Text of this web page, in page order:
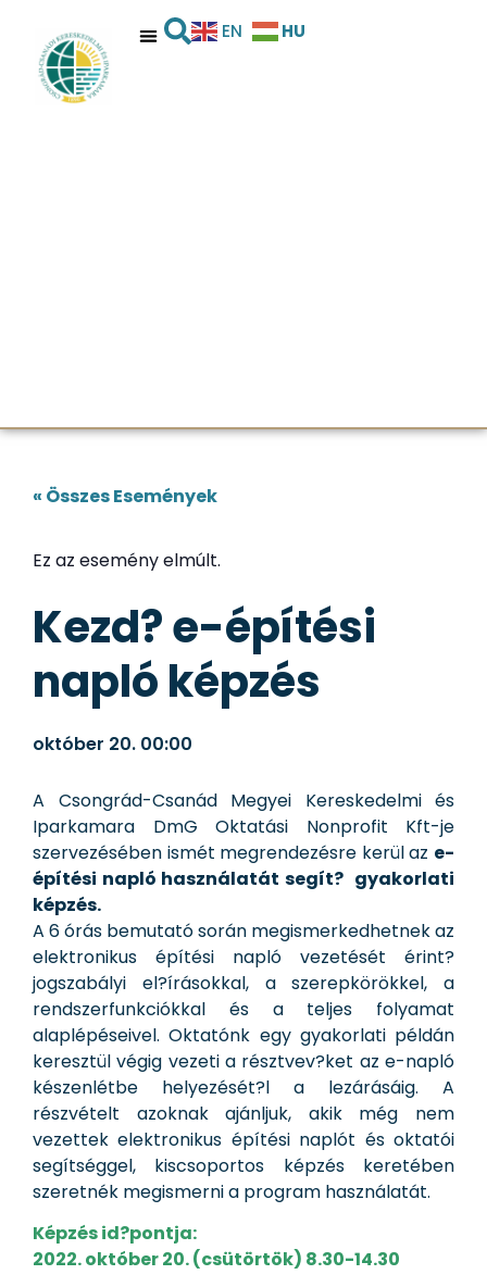
EN HU
« Összes Események
Ez az esemény elmúlt.
Kezd? e-építési
napló képzés
október 20. 00:00
A Csongrád-Csanád Megyei Kereskedelmi és
Iparkamara DmG Oktatási Nonprofit Kft-je
szervezésében ismét megrendezésre kerül az e-
építési napló használatát segít? gyakorlati
képzés.
A 6 órás bemutató során megismerkedhetnek az
elektronikus építési napló vezetését érint?
jogszabályi el?írásokkal, a szerepkörökkel, a
rendszerfunkciókkal és a teljes folyamat
alaplépéseivel. Oktatónk egy gyakorlati példán
keresztül végig vezeti a résztvev?ket az e-napló
készenlétbe helyezését?l a lezárásáig. A
részvételt azoknak ajánljuk, akik még nem
vezettek elektronikus építési naplót és oktatói
segítséggel, kiscsoportos képzés keretében
szeretnék megismerni a program használatát.
Képzés id?pontja:
2022. október 20. (csütörtök) 8.30-14.30